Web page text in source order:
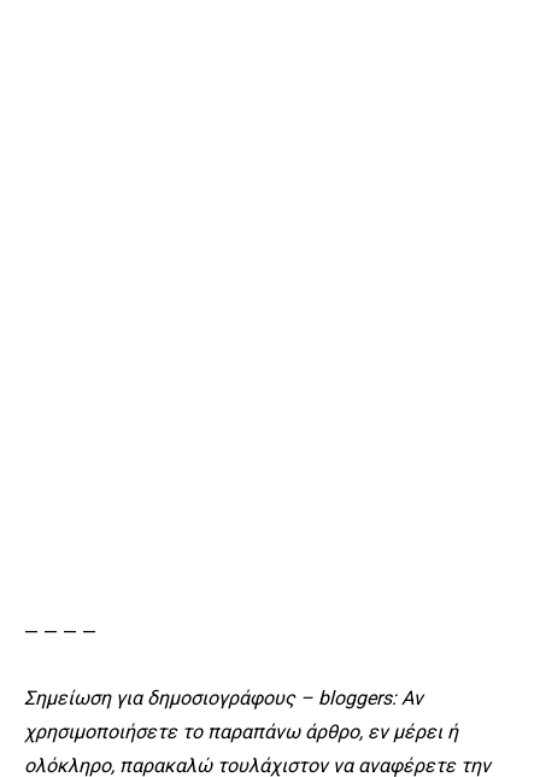
— — — —
Σημείωση για δημοσιογράφους – bloggers: Αν
χρησιμοποιήσετε το παραπάνω άρθρο, εν μέρει ή
ολόκληρο, παρακαλώ τουλάχιστον να αναφέρετε την